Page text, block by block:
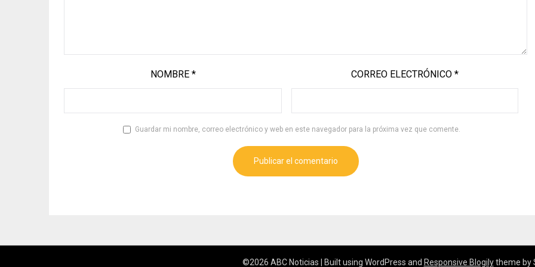
NOMBRE * CORREO ELECTRÓNICO *
Guardar mi nombre, correo electrónico y web en este navegador para la próxima vez que comente.
©2026 ABC Noticias | Built using WordPress and Responsive Blogilytheme by